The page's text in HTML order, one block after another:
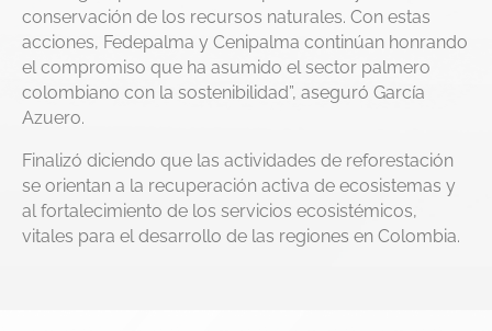
conservación de los recursos naturales. Con estas
acciones, Fedepalma y Cenipalma continúan honrando
el compromiso que ha asumido el sector palmero
colombiano con la sostenibilidad”, aseguró García
Azuero.
Finalizó diciendo que las actividades de reforestación
se orientan a la recuperación activa de ecosistemas y
al fortalecimiento de los servicios ecosistémicos,
vitales para el desarrollo de las regiones en Colombia.